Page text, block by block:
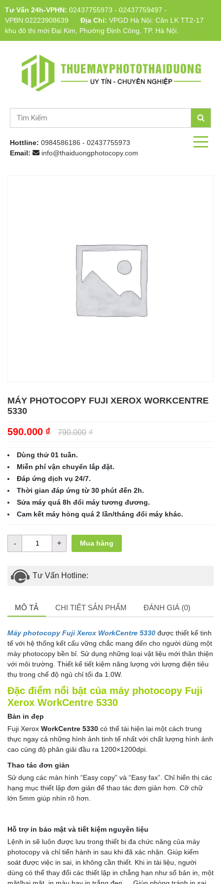
Tư Vấn 24h-VPHN: 02437755973 - 02437759497 -
VPBN:02223908639
Địa Chỉ: VPGD Hà Nội: Căn LK TT2-17
khu đô thị mới Đại Kim, Phường Định Công, TP. Hà Nội.
Hottline: 0984586186 - 02437755973
Email:
info@thaiduongphotocopy.com
MÁY PHOTOCOPY FUJI XEROX WORKCENTRE
5330
590.000 ₫ 790.000 ₫
Dùng thử 01 tuần.
Miễn phí vận chuyển lắp đặt.
Đáp ứng dịch vụ 24/7.
Thời gian đáp ứng từ 30 phút đến 2h.
Sửa máy quá 8h đổi máy tương đương.
Cam kết máy hỏng quá 2 lần/tháng đổi máy khác.
Mua hàng
Tư Vấn Hotline:
MÔ TẢ CHI TIẾT SẢN PHẨM ĐÁNH GIÁ (0)
Máy photocopy Fuji Xerox WorkCentre 5330 được thiết kế tinh
tế với hệ thống kết cấu vững chắc mang đến cho người dùng một
máy photocopy bền bỉ. Sử dụng những loại vật liệu mới thân thiện
với môi trường. Thiết kế tiết kiệm năng lượng với lượng điện tiêu
thụ trong chế độ ngủ chỉ tối đa 1.0W.
Đặc điểm nổi bật của máy photocopy Fuji
Xerox WorkCentre 5330
Bản in đẹp
Fuji Xerox WorkCentre 5330 có thể tái hiện lại một cách trung
thực ngay cả những hình ảnh tinh tế nhất với chất lượng hình ảnh
cao cùng độ phân giải đầu ra 1200×1200dpi.
Thao tác đơn giản
Sử dụng các màn hình “Easy copy” và “Easy fax”. Chỉ hiển thị các
hạng mục thiết lập đơn giản để thao tác đơn giản hơn. Cỡ chữ
lớn 5mm giúp nhìn rõ hơn.
Hỗ trợ in bảo mật và tiết kiệm nguyên liệu
Lệnh in sẽ luôn được lưu trong thiết bị đa chức năng của máy
photocopy và chỉ tiến hành in sau khi đã xác nhận. Giúp kiểm
soát được việc in sai, in không cần thiết. Khi in tài liệu, người
dùng có thể thay đổi các thiết lập in chẳng hạn như số bản in, một